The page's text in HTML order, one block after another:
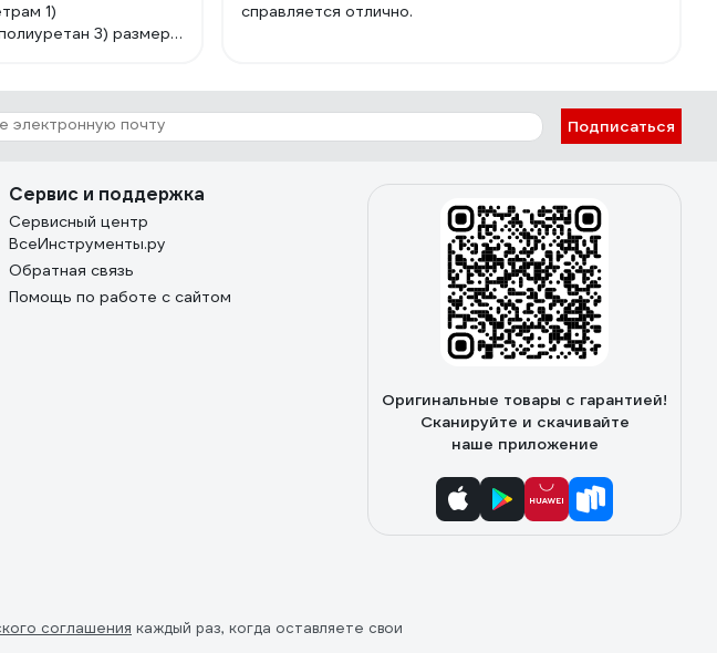
1)
3) размер
справляется отлично.
Подписаться
Сервис и поддержка
Сервисный центр
ВсеИнструменты.ру
Обратная связь
Помощь по работе с сайтом
Оригинальные товары с гарантией!
Сканируйте и скачивайте
наше приложение
соглашения каждый раз, когда оставляете свои